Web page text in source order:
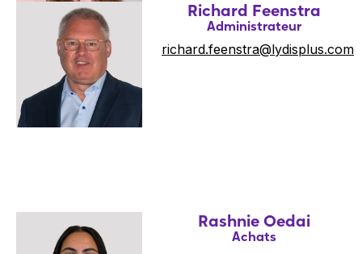
Richard Feenstra
Administrateur
richard.feenstra@lydisplus.com
Rashnie Oedai
Achats